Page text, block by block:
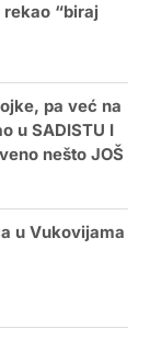
“biraj
pa već na
u SADISTU I
nešto JOŠ
u Vukovijama